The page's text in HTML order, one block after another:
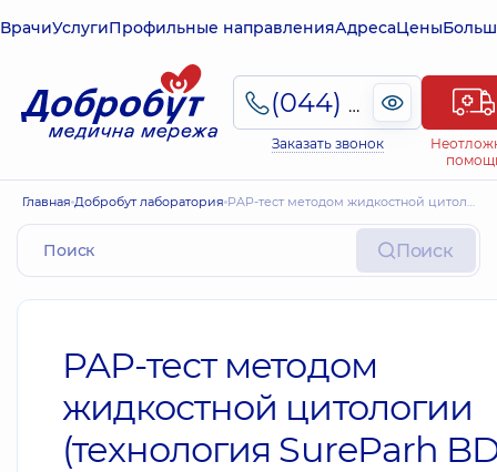
ВрачиУслугиПрофильные направленияАдресаЦены
(044) 495-2-888
Заказать звонок
Главная Добробут лаборатория PAP-тест методом жидкостной цитологии (технология SureParh BD)
Поиск
PAP-тест методом
жидкостной цитологии
(технология SureParh